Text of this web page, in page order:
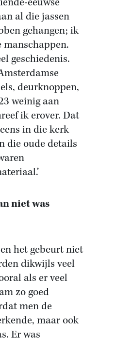
eeuwse
al die jassen
gehangen; ik
manschappen.
geschiedenis.
deurknoppen,
weinig aan
ik erover. Dat
in die kerk
die oude details
niet was
het gebeurt niet
dikwijls veel
als er veel
zo goed
men de
maar ook
Er was